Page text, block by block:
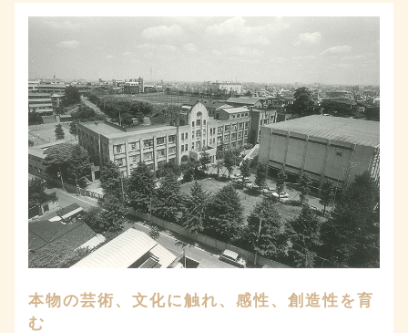
本物の芸術、文化に触れ、感性、創造性を育
む